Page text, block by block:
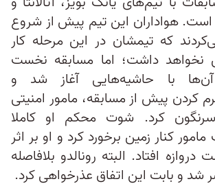
است. هواداران این تیم پیش از شروع
که تیمشان در این مرحله کار
داشت؛ اما مسابقه نخست
آن‌ها با حاشیه‌هایی آغاز شد و
کردن پیش از مسابقه، مامور امنیتی
کرد. شوت محکم او کاملا
کنار زمین برخورد کرد و او بر اثر
افتاد. البته رونالدو بلافاصله
شد و بابت این اتفاق عذرخواهی کرد.